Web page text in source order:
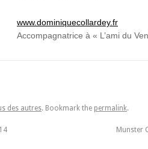
www.dominiquecollardey.fr
Accompagnatrice à « L’ami du
des autres. Bookmark the permalink.
Munster